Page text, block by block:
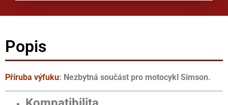
Popis
Příruba výfuku: Nezbytná součást pro motocykl Simson.